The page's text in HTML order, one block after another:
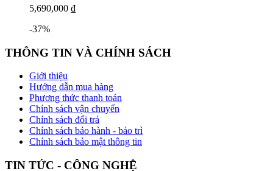
5,690,000 ₫
-37%
THÔNG TIN VÀ CHÍNH SÁCH
Giới thiệu
Hướng dẫn mua hàng
Phương thức thanh toán
Chính sách vận chuyển
Chính sách đổi trả
Chính sách bảo hành - bảo trì
Chính sách bảo mật thông tin
TIN TỨC - CÔNG NGHỆ